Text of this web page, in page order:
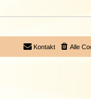
Alle
Kontakt